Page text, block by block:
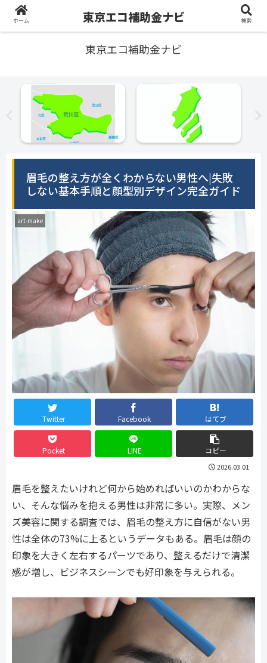
東京エコ補助金ナビ
眉毛の整え方が全くわからない男性へ|失敗
しない基本手順と顔型別デザイン完全ガイド
art-make
Twitter Facebook はてブ
Pocket LINE コピー
2026.03.01
眉毛を整えたいけれど何から始めればいいのかわからな
い、そんな悩みを抱える男性は非常に多い。実際、メン
ズ美容に関する調査では、眉毛の整え方に自信がない男
性は全体の73%に上るというデータもある。眉毛は顔の
印象を大きく左右するパーツであり、整えるだけで清潔
感が増し、ビジネスシーンでも好印象を与えられる。
ホーム 東京エコ補助金ナビ 検索